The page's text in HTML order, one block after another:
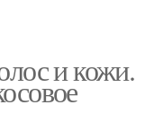
и кожи.